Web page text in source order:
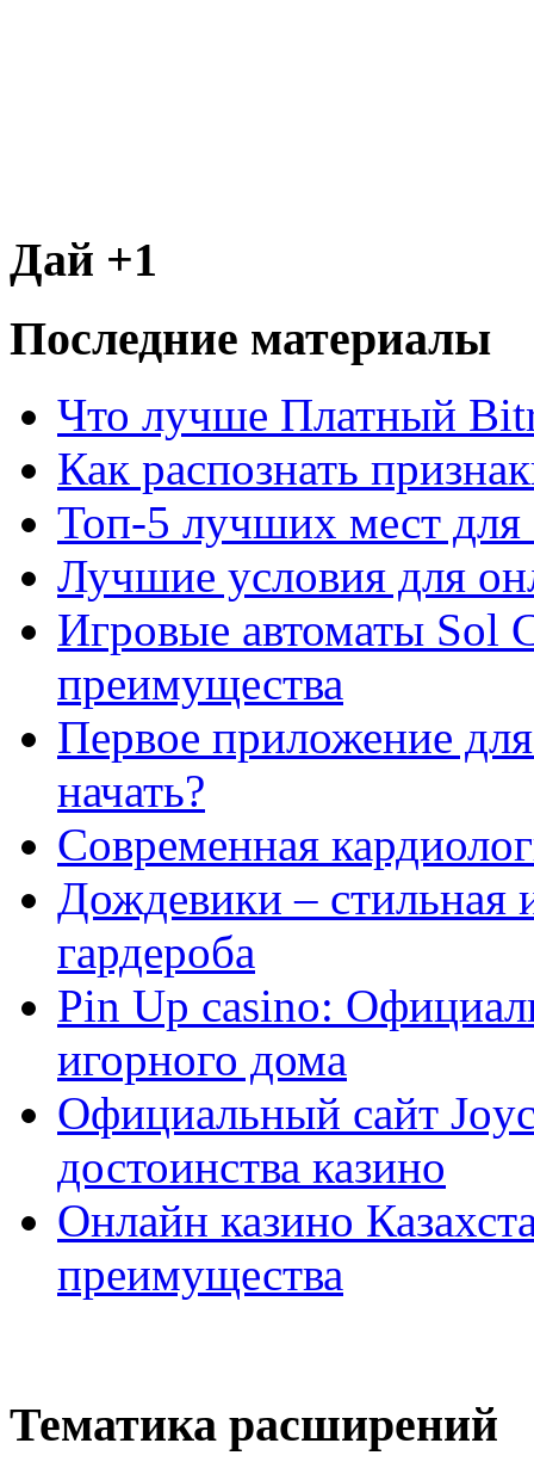
Дай +1
Последние материалы
Что лучше Платный
Как распознать
Топ-5 лучших мест для
Лучшие условия для
Игровые автоматы Sol
преимущества
Первое приложение
начать?
Современная
Дождевики – стильная
гардероба
Pin Up casino:
игорного дома
Официальный сайт
достоинства казино
Онлайн казино
преимущества
Тематика расширений